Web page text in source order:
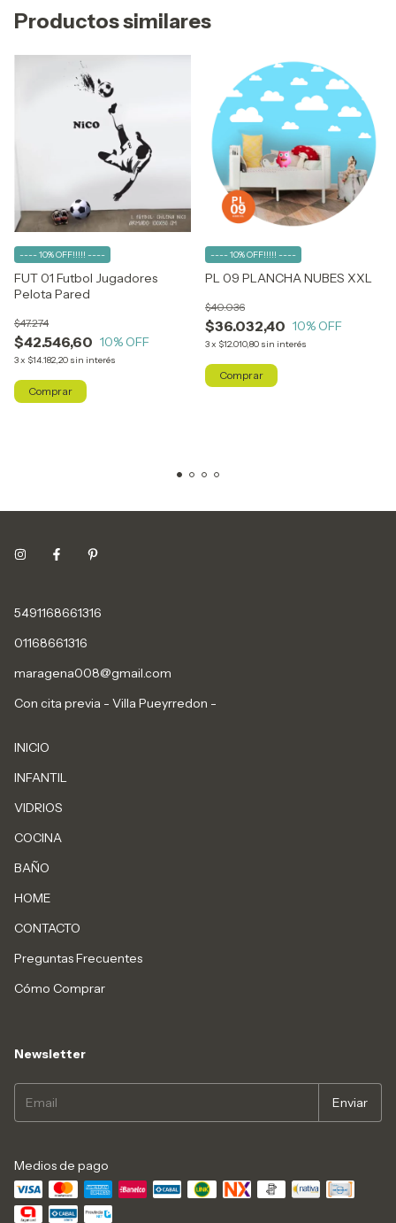
Productos similares
FUT 01 Futbol Jugadores
Pelota Pared
$42.546,60
$47.274
10% OFF
3x $14.182,20 sin interés
---- 10% OFF!!!!! ----
PL 09 PLANCHA NUBES XXL
$36.032,40
$40.036
10% OFF
3x $12.010,80 sin interés
---- 10% OFF!!!!! ----
5491168661316
01168661316
maragena008@gmail.com
Con cita previa - Villa Pueyrredon -
INICIO
INFANTIL
VIDRIOS
COCINA
BAÑO
HOME
CONTACTO
Preguntas Frecuentes
Cómo Comprar
Newsletter
Medios de pago